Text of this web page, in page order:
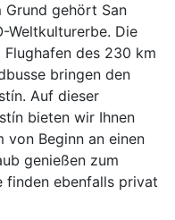
Grund gehört San
Weltkulturerbe. Die
des 230 km
bringen den
Auf dieser
bieten wir Ihnen
von Beginn an einen
genießen zum
finden ebenfalls privat